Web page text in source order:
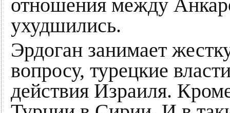
отношения между
ухудшились.
Эрдоган занимает
вопросу, турецкие
действия Израиля.